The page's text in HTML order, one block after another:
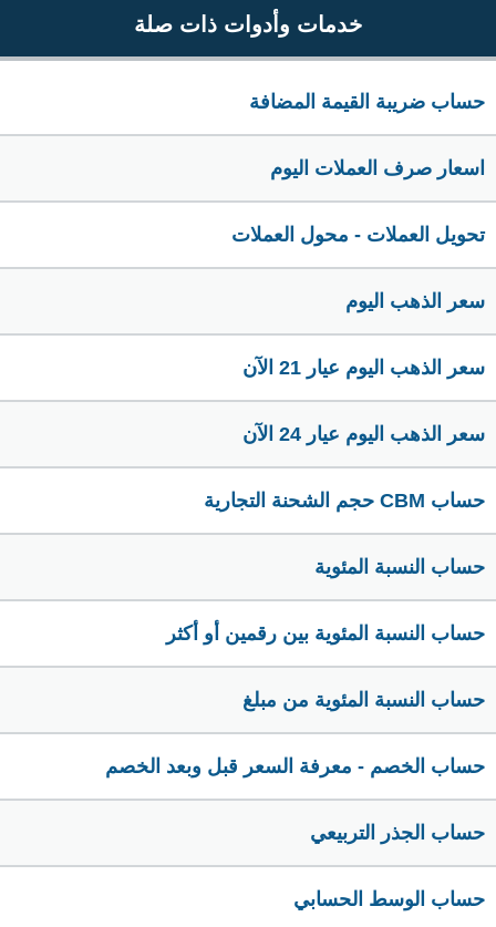
خدمات وأدوات ذات صلة
حساب ضريبة القيمة المضافة
اسعار صرف العملات اليوم
تحويل العملات - محول العملات
سعر الذهب اليوم
سعر الذهب اليوم عيار 21 الآن
سعر الذهب اليوم عيار 24 الآن
حساب CBM حجم الشحنة التجارية
حساب النسبة المئوية
حساب النسبة المئوية بين رقمين أو أكثر
حساب النسبة المئوية من مبلغ
حساب الخصم - معرفة السعر قبل وبعد الخصم
حساب الجذر التربيعي
حساب الوسط الحسابي